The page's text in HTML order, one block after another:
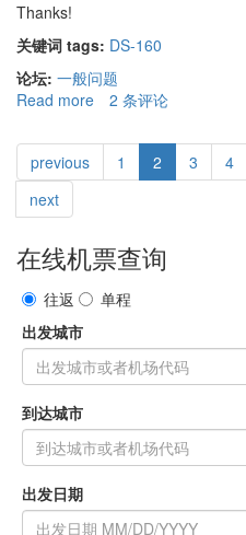
教
育
背
方
Thanks!
关键词 tags: DS-160
论坛: 一般问题
Read more about
160
FORM
PRINT
2 条评论
previous 1 2 3 4
next
在线机票查询
往返
单程
出发城市
到达城市
出发日期